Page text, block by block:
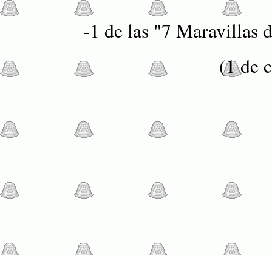
-1 de las "7 Maravillas
(1 de